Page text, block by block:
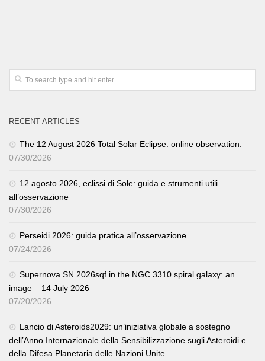
RECENT ARTICLES
The 12 August 2026 Total Solar Eclipse: online observation.
07/30/2026
12 agosto 2026, eclissi di Sole: guida e strumenti utili
all’osservazione
07/30/2026
Perseidi 2026: guida pratica all’osservazione
07/24/2026
Supernova SN 2026sqf in the NGC 3310 spiral galaxy: an
image – 14 July 2026
07/20/2026
Lancio di Asteroids2029: un’iniziativa globale a sostegno
dell’Anno Internazionale della Sensibilizzazione sugli Asteroidi e
della Difesa Planetaria delle Nazioni Unite.